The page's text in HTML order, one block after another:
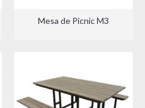
Mesa de Picnic M3